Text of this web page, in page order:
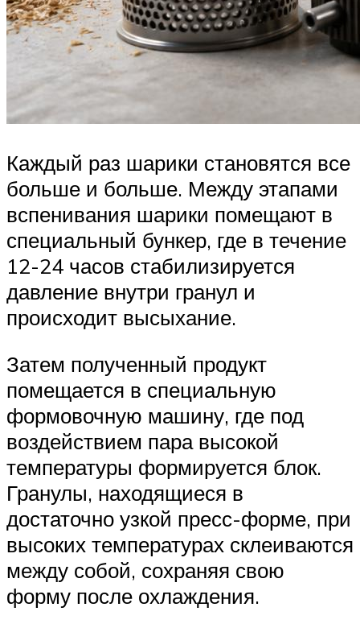
Каждый раз шарики становятся все
больше и больше. Между этапами
вспенивания шарики помещают в
специальный бункер, где в течение
12-24 часов стабилизируется
давление внутри гранул и
происходит высыхание.
Затем полученный продукт
помещается в специальную
формовочную машину, где под
воздействием пара высокой
температуры формируется блок.
Гранулы, находящиеся в
достаточно узкой пресс-форме, при
высоких температурах склеиваются
между собой, сохраняя свою
форму после охлаждения.